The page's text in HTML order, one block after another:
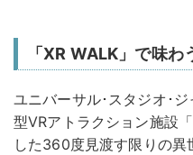
「XR WALK」で味わ
ユニバーサル･スタジオ･
型VRアトラクション施設
した360度見渡す限りの異